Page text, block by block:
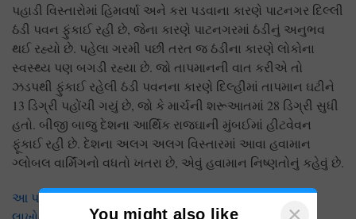
પહાડી વિસ્તારોમાં હિમવર્ષા અને કરા પડવાના કારણે પાટનગર દિલ્લી
ઠંડી પવન ફુંકાઈ રહી છે, જેના કારણે પાટનગરમાં ઠંડીનું અનુભવ
થઈ રહ્યો છે. પહેલા ગરમી પછી તરત જ ઠંડીના કારણે લોકોના
સ્વસ્થ્ય પણ બગડી રહ્યા છે. જો તાપમાનની વાત કરીએ તો
ઝડપથી ફુંકાઈ રહેલી ઠંડી પવનના કારણે દિલ્હીમાં તાપમાન ઘટીને
13 ડિગ્રી પહોંચી ગયું છે, જો કે માર્ચની શરૂઆતમાં 28 ડિગ્રી સુધી
હતો. બીજી બાજુ દેશના આર્થિક રાજઘાની મુંબઈમાં હીટવેવન
ફૂંકાઈ રહી છે. દેશના અલગ અલગ વિસ્તારમાં આવા હવામાન
ગ્લોબલ વાર્મિંગનો વધતો ખતરા છે, એવું હવામાન નિષ્ણતોનું કહેવું છે.
આ પણ વાંચો:Muskmelon: માર્ચમાં શક્કરટેટીની ખેતી આપશે
You might also like